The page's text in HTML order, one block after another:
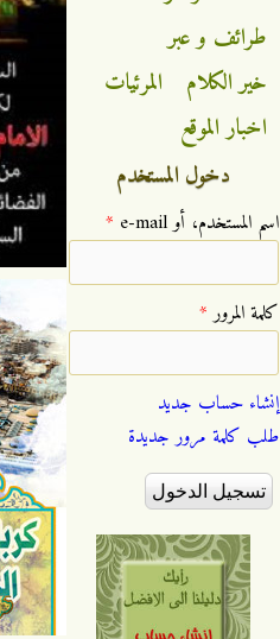
طرائف و عبر
خير الكلام
المرئيات
اخبار الموقع
دخول المستخدم
‏اسم المستخدم، أو e-mail ‏ *
‏كلمة المرور ‏*
إنشاء حساب جديد
طلب كلمة مرور جديدة